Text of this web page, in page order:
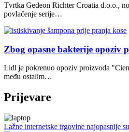
Tvrtka Gedeon Richter Croatia d.o.o.,
povlačenje serije…
Zbog opasne bakterije opoziv
Lidl je pokrenuo opoziv proizvoda
među ostalim…
Prijevare
Lažne internetske trgovine najopasnije